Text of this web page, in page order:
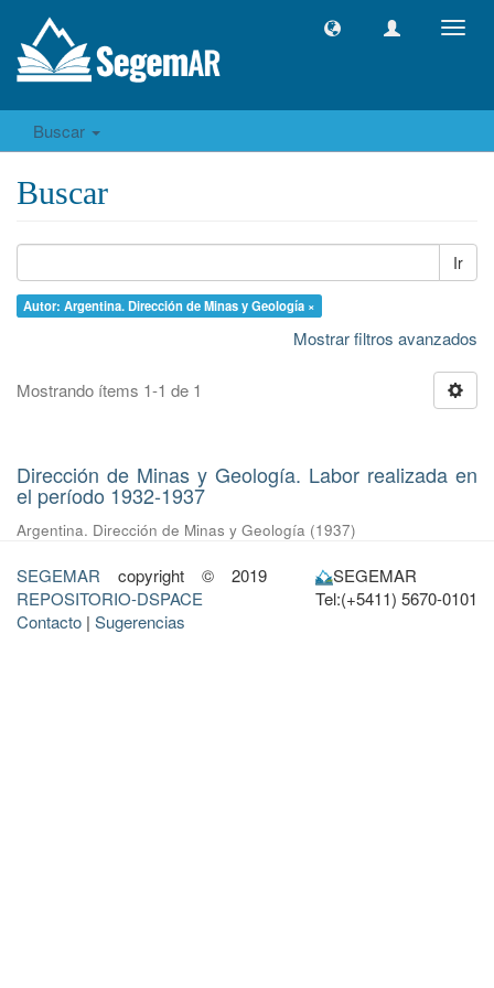
Buscar
Buscar
Ir
Autor: Argentina. Dirección de Minas y Geología ×
Mostrar filtros avanzados
Mostrando ítems 1-1 de 1
Dirección de Minas y Geología. Labor realizada en
el período 1932-1937
Argentina. Dirección de Minas y Geología (1937)
SEGEMAR copyright © 2019
REPOSITORIO-DSPACE
Contacto | Sugerencias
SEGEMAR
Tel:(+5411) 5670-0101